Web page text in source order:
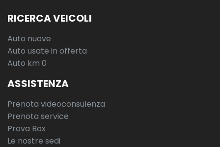
RICERCA VEICOLI
Auto nuove
Auto usate in offerta
Auto km 0
ASSISTENZA
Prenota videoconsulenza
Prenota service
Prova Box
Le nostre sedi